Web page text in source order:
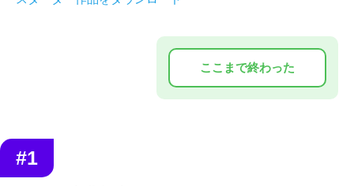
#1